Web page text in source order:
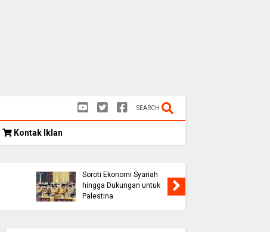
SEARCH
Kontak Iklan
Soroti Ekonomi Syariah
hingga Dukungan untuk
Palestina